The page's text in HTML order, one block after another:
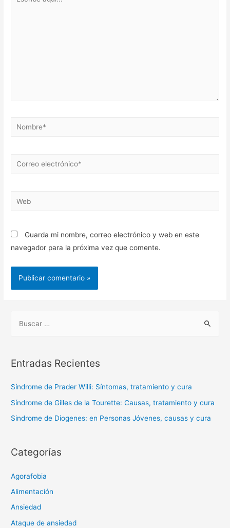
Guarda mi nombre, correo electrónico y web en este
navegador para la próxima vez que comente.
Entradas Recientes
Síndrome de Prader Willi: Síntomas, tratamiento y cura
Síndrome de Gilles de la Tourette: Causas, tratamiento y cura
Sindrome de Diogenes: en Personas Jóvenes, causas y cura
Categorías
Agorafobia
Alimentación
Ansiedad
Ataque de ansiedad